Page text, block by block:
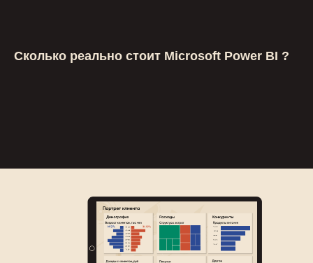
Сколько реально стоит Microsoft Power BI ?